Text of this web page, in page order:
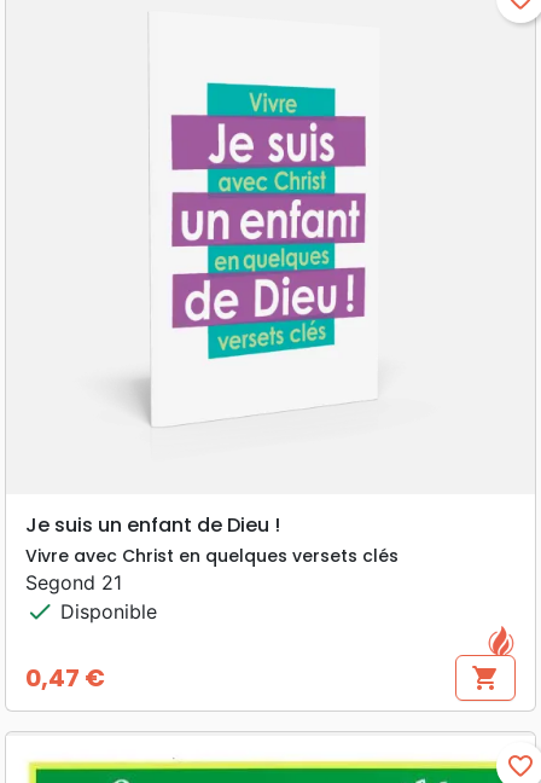
Je suis un enfant de Dieu !
Vivre avec Christ en quelques versets clés
Segond 21
check Disponible
Prix
0,47 € shopping_cart
favorite_border